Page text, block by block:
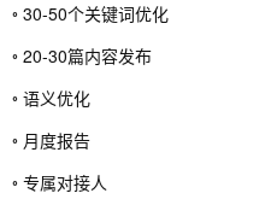
◦ 30-50个关键词优化
◦ 20-30篇内容发布
◦ 语义优化
◦ 月度报告
◦ 专属对接人